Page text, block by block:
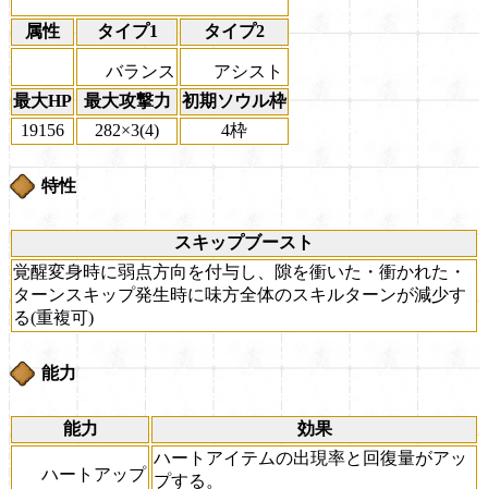
属性 タイプ1 タイプ2
バランス
アシスト
最大HP
最大攻撃力
初期ソウル枠
19156
282×3(4) 4枠
特性
スキップブースト
覚醒変身時に弱点方向を付与し、隙を衝いた・衝かれた・
ターンスキップ発生時に味方全体のスキルターンが減少す
る(重複可)
能力
能力 効果
ハートアップ
ハートアイテムの出現率と回復量がアッ
プする。